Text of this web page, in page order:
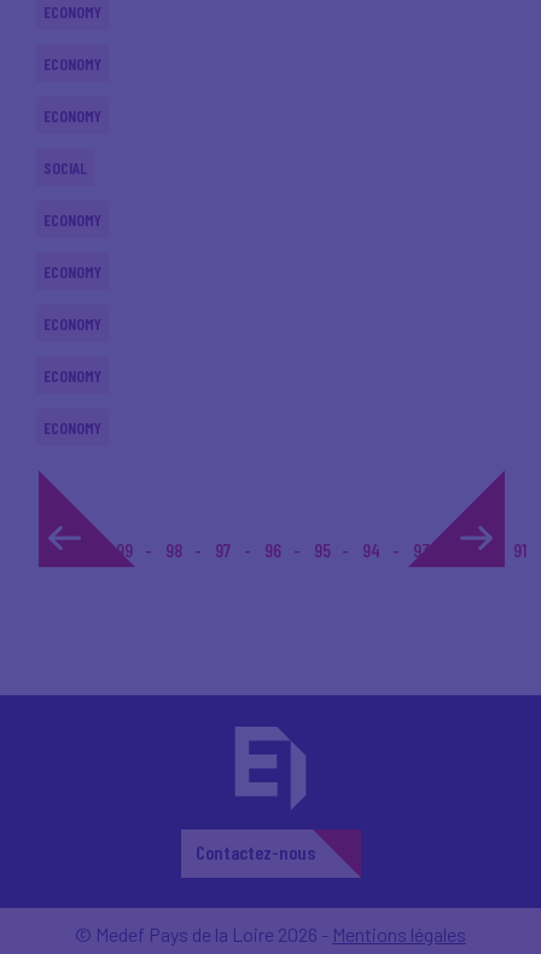
ECONOMY
ECONOMY
ECONOMY
SOCIAL
ECONOMY
ECONOMY
ECONOMY
ECONOMY
ECONOMY
1... 99 98 97 96 95 94 93 92 91
Contactez-nous
© Medef Pays de la Loire 2026 - Mentions légales